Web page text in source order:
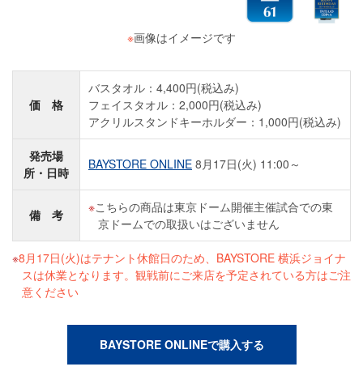
※画像はイメージです
価 格
バスタオル：4,400円(税込み)
フェイスタオル：2,000円(税込み)
アクリルスタンドキーホルダー：1,000円(税込み)
発売場
所・日時
BAYSTORE ONLINE 8月17日(火) 11:00～
備 考
こちらの商品は東京ドーム開催主催試合での東
京ドームでの取扱いはございません
8月17日(火)はテナント休館日のため、BAYSTORE 横浜ジョイナ
スは休業となります。観戦前にご来店を予定されている方はご注
意ください
BAYSTORE ONLINEで購入する